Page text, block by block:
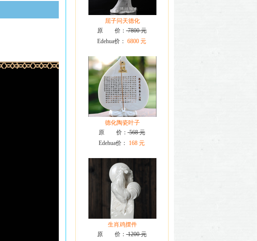
屈子问天德化
原 价：7800 元
Edehua价： 6800 元
德化陶瓷叶子
原 价：568 元
Edehua价：
168 元
生肖鸡摆件
原 价：1200 元